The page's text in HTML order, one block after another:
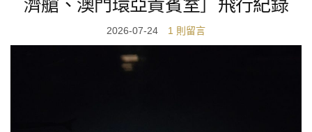
濟艙、澳門環亞貴賓室］飛行紀錄
1 則留言